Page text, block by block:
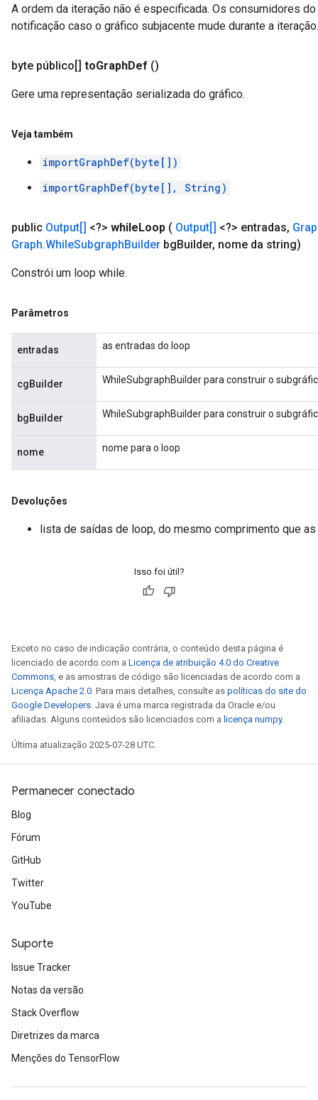
A ordem da iteração não é especificada. Os consumidores
notificação caso o gráfico subjacente mude durante a iteração.
byte público[] toGraphDef ()
Gere uma representação serializada do gráfico.
Veja também
importGraphDef(byte[])
importGraphDef(byte[], String)
public Output[] <?> whileLoop ( Output[] <?> entradas,
Graph.WhileSubgraphBuilder bgBuilder, nome da string)
Constrói um loop while.
Parâmetros
entradas as entradas do loop
cgBuilder WhileSubgraphBuilder para construir o
bgBuilder WhileSubgraphBuilder para construir o
nome nome para o loop
Devoluções
lista de saídas de loop, do mesmo comprimento que as
Isso foi útil?
Exceto no caso de indicação contrária, o conteúdo desta página é
licenciado de acordo com a Licença de atribuição 4.0 do Creative
Commons, e as amostras de código são licenciadas de acordo com a
Licença Apache 2.0. Para mais detalhes, consulte as políticas do site do
Google Developers. Java é uma marca registrada da Oracle e/ou
afiliadas. Alguns conteúdos são licenciados com a licença numpy.
Última atualização 2025-07-28 UTC.
Permanecer conectado
Blog
Fórum
GitHub
Twitter
YouTube
Suporte
Issue Tracker
Notas da versão
Stack Overflow
Diretrizes da marca
Menções do TensorFlow